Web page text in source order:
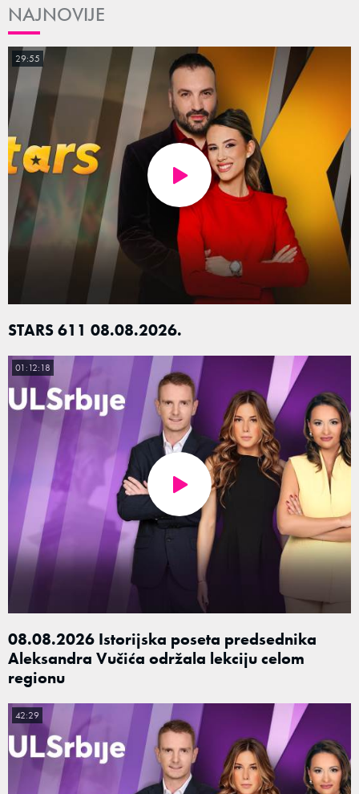
NAJNOVIJE
STARS 611 08.08.2026.
29:55
08.08.2026 Istorijska poseta predsednika
Aleksandra Vučića održala lekciju celom
regionu
01:12:18
42:29